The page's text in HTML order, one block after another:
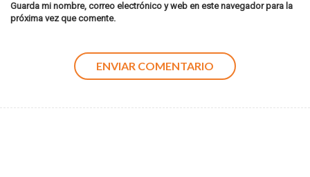
Guarda mi nombre, correo electrónico y web en este navegador para la
próxima vez que comente.